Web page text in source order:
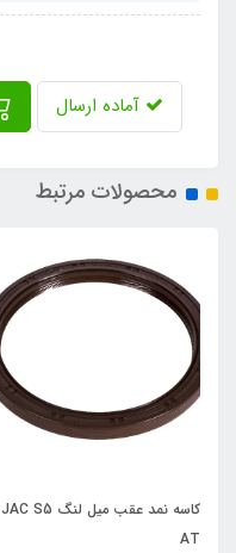
آماده ارسال
محصولات مرتبط
کاسه نمد عقب میل لنگ JAC S5
AT